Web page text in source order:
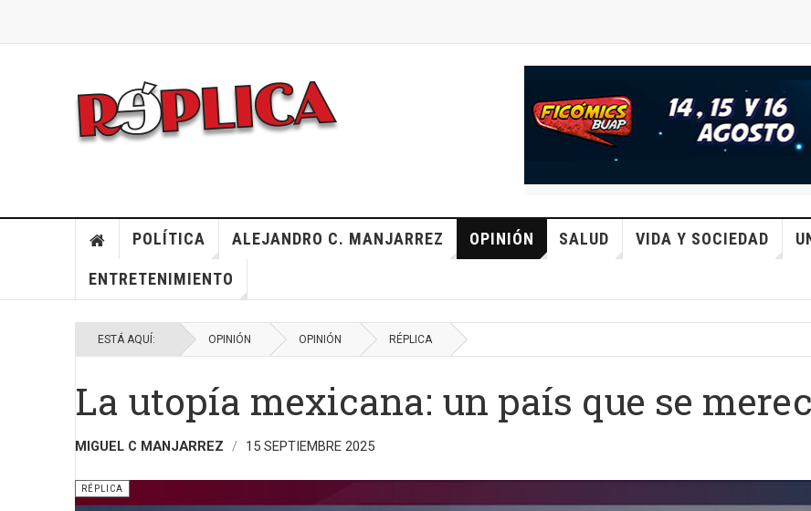
POLÍTICA ALEJANDRO C. MANJARREZ OPINIÓN SALUD VIDA Y SOCIEDAD
ENTRETENIMIENTO
ESTÁ AQUÍ: OPINIÓN OPINIÓN RÉPLICA
La utopía mexicana: un país que se
MIGUEL C MANJARREZ 15 SEPTIEMBRE 2025
RÉPLICA